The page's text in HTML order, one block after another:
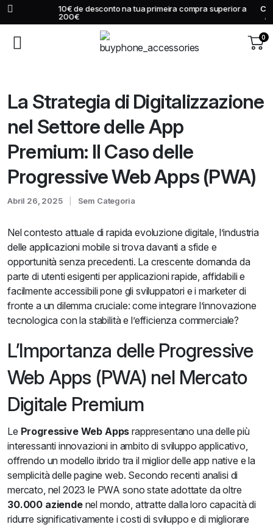
10€ de desconto na tua primeira compra superior a
Comprar
Agora
0
La Strategia di Digitalizzazione
nel Settore delle App
Premium: Il Caso delle
Progressive Web Apps (PWA)
Abril 26, 2025 Sem Categoria
Nel contesto attuale di rapida evoluzione digitale, l’industria
delle applicazioni mobile si trova davanti a sfide e
opportunità senza precedenti. La crescente domanda da
parte di utenti esigenti per applicazioni rapide, affidabili e
facilmente accessibili pone gli sviluppatori e i marketer di
fronte a un dilemma cruciale: come integrare l’innovazione
tecnologica con la stabilità e l’efficienza commerciale?
L’Importanza delle Progressive
Web Apps (PWA) nel Mercato
Digitale Premium
Le Progressive Web Apps rappresentano una delle più
interessanti innovazioni in ambito di sviluppo applicativo,
offrendo un modello ibrido tra il miglior delle app native e la
semplicità delle pagine web. Secondo recenti analisi di
mercato, nel 2023 le PWA sono state adottate da oltre
30.000 aziendenel mondo, attratte dalla loro capacità di
ridurre significativamente i costi di sviluppo e di migliorare